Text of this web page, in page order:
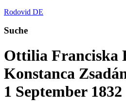
Rodovid DE
Suche
Ottilia Franciska
Konstanca
1 September 1832